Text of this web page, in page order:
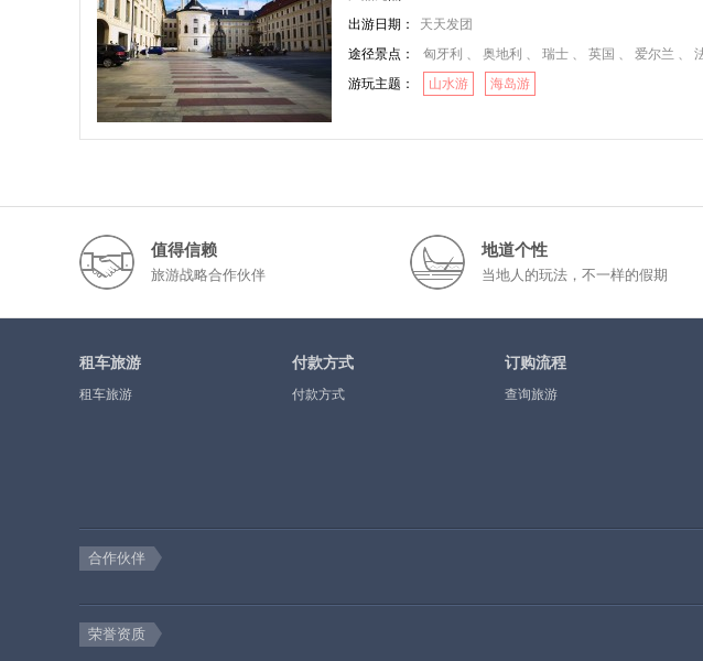
出游日期：
天天发团
途径景点：
匈牙利 、 奥地利 、 瑞士 、 英国 、 爱尔兰 、
游玩主题：
山水游 海岛游
值得信赖
旅游战略合作伙伴
地道个性
当地人的玩法，不一样的假期
租车旅游
租车旅游
付款方式
付款方式
订购流程
查询旅游
合作伙伴
荣誉资质